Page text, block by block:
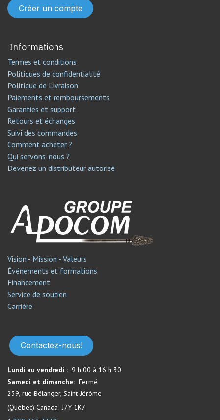
Créer un compte
Informations
Termes et conditions
Politiques de confidentialité
Politique de Livraison
Paiements et remboursements
Garanties et support
Retours et échanges
Suivi des commandes
Comment acheter ?
Qui servons-nous ?
Devenez un distributeur autorisé
Vision - Mission - Valeurs
Événements et formations
Financement
Service de soutien​
Carrière
Contactez-nous!
Lundi au vendredi : 9 h 00 à 16 h 30
Samedi et dimanche: Fermé​
239, rue Bélanger, Saint-Jérôme
(Québec) Canada J7Y 1K7